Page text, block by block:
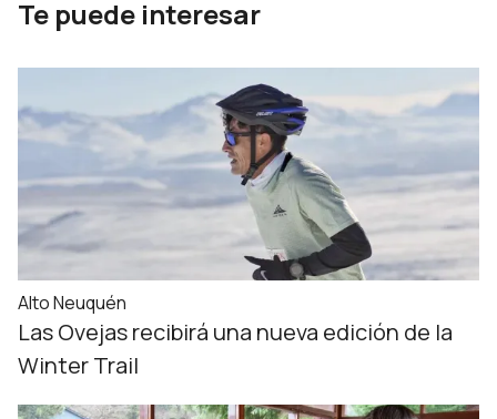
Te puede interesar
Alto Neuquén
Las Ovejas recibirá una nueva edición de la
Winter Trail